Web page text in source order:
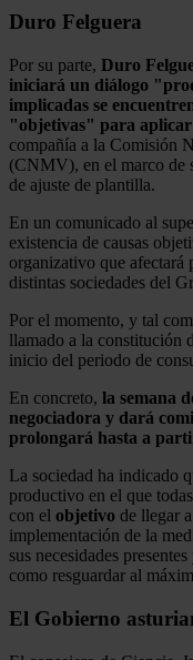
Duro Felguera
Por su parte, Duro
iniciará un diálogo
implicadas se
"objetivas" para
compañía a la Comisión
(CNMV), en el marco de
de ajuste de plantilla.
En un comunicado al
existencia de causas
organizativo que afectará
distintas sociedades del
Por el momento, y tal
llamado a la constitución
inicio del periodo de
En concreto, la semana
negociadora y dará
prolongará hasta a
La sociedad ha indicado
productivo en el que
con el objetivo de llegar
implementación de la
sus necesidades
como resguardar al
El Gobierno